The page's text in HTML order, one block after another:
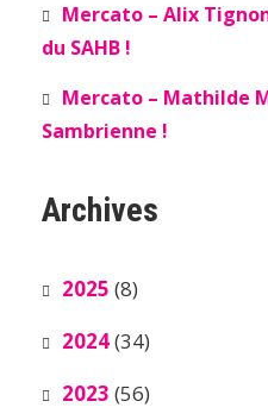
Mercato – Alix
du SAHB !
Mercato – Mathilde
Sambrienne !
Archives
2025 (8)
2024(34)
2023 (56)